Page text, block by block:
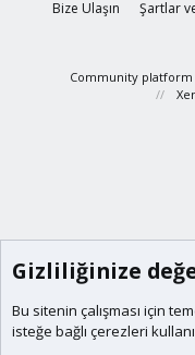
Bize Ulaşın
Şartlar
Community platform
Gizliliğinize
Bu sitenin çalışması için
isteğe bağlı çerezleri